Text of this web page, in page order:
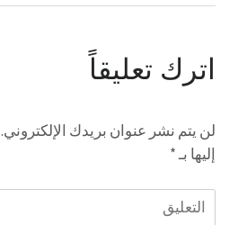
اترك تعليقاً
لن يتم نشر عنوان بريدك الإلكتروني.
إليها بـ*
التعليق